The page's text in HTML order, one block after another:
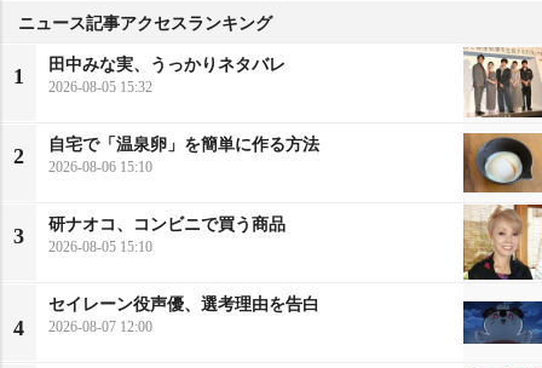
ニュース記事アクセスランキング
1
田中みな実、うっかりネタバレ
2026-08-05 15:32
2
自宅で「温泉卵」を簡単に作る方法
2026-08-06 15:10
3
研ナオコ、コンビニで買う商品
2026-08-05 15:10
4
セイレーン役声優、選考理由を告白
2026-08-07 12:00